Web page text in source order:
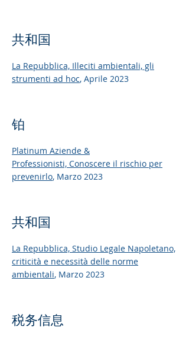
共和国
La Repubblica, Illeciti ambientali, gli
strumenti ad hoc, Aprile 2023
铂
Platinum Aziende &
Professionisti, Conoscere il rischio per
prevenirlo, Marzo 2023
共和国
La Repubblica, Studio Legale Napoletano,
criticità e necessità delle norme
ambientali, Marzo 2023
税务信息